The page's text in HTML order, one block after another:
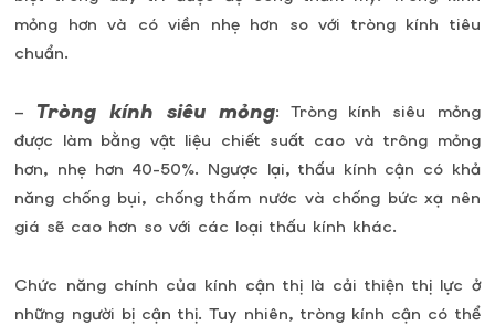
mỏng hơn và có viền nhẹ hơn so với tròng kính tiêu
chuẩn.
– Tròng kính siêu mỏng: Tròng kính siêu mỏng
được làm bằng vật liệu chiết suất cao và trông mỏng
hơn, nhẹ hơn 40-50%. Ngược lại, thấu kính cận có khả
năng chống bụi, chống thấm nước và chống bức xạ nên
giá sẽ cao hơn so với các loại thấu kính khác.
Chức năng chính của kính cận thị là cải thiện thị lực ở
những người bị cận thị. Tuy nhiên, tròng kính cận có thể